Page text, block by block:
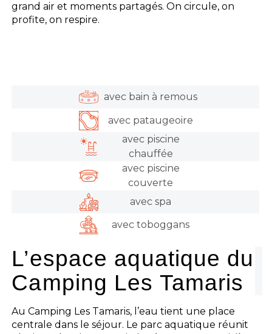
grand air et moments partagés. On circule, on
profite, on respire.
avec bain à remous
avec pataugeoire
avec piscine
chauffée
avec piscine
couverte
avec spa
avec toboggans
L’espace aquatique du
Camping Les Tamaris
Au Camping Les Tamaris, l’eau tient une place
centrale dans le séjour. Le parc aquatique réunit